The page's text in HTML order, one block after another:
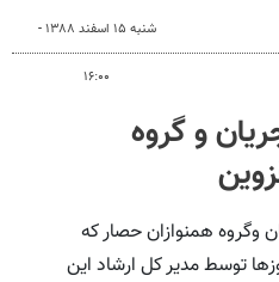
شنبه ۱۵ اسفند ۱۳۸۸ -
۱۶:۰۰
و گروه
همنوازان حصار که
توسط مدیر کل ارشاد این